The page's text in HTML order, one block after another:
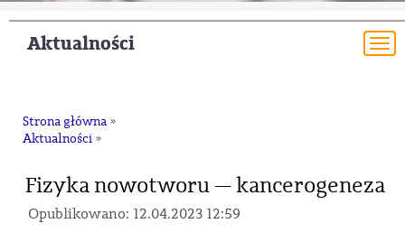
Aktualności
Strona główna »
Aktualności »
Fizyka nowotworu — kancerogeneza
Opublikowano: 12.04.2023 12:59